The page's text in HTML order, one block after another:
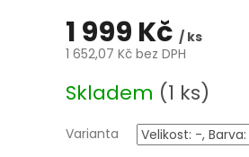
1 999 Kč / ks
1 652,07 Kč bez DPH
cena:
Skladem (1 ks)
Varianta